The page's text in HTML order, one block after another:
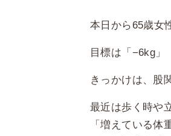
本日から65歳女
目標は「−6kg」
きっかけは、股
最近は歩く時や
「増えている